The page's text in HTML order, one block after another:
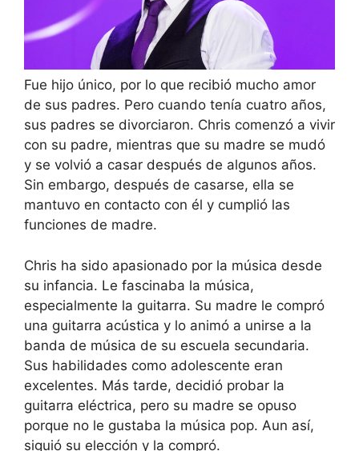
Fue hijo único, por lo que recibió mucho amor
de sus padres. Pero cuando tenía cuatro años,
sus padres se divorciaron. Chris comenzó a vivir
con su padre, mientras que su madre se mudó
y se volvió a casar después de algunos años.
Sin embargo, después de casarse, ella se
mantuvo en contacto con él y cumplió las
funciones de madre.
Chris ha sido apasionado por la música desde
su infancia. Le fascinaba la música,
especialmente la guitarra. Su madre le compró
una guitarra acústica y lo animó a unirse a la
banda de música de su escuela secundaria.
Sus habilidades como adolescente eran
excelentes. Más tarde, decidió probar la
guitarra eléctrica, pero su madre se opuso
porque no le gustaba la música pop. Aun así,
siguió su elección y la compró.